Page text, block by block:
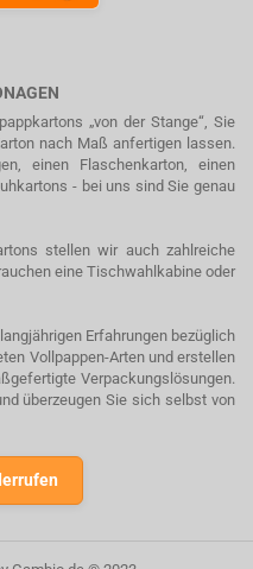
„von der Stange“, Sie
nach Maß anfertigen lassen.
einen Flaschenkarton, einen
- bei uns sind Sie genau
stellen wir auch zahlreiche
eine Tischwahlkabine oder
Erfahrungen bezüglich
Vollpappen-Arten und erstellen
Verpackungslösungen.
überzeugen Sie sich selbst von